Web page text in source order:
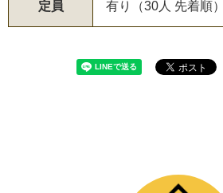
定員 有り（30人 先着順）